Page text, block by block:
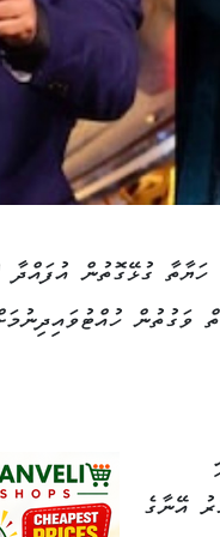
ގުޅޭގޮތުން އުފައްދާ
ވަގުތުން
ވަނަ އަހަރު އޭނާގެ